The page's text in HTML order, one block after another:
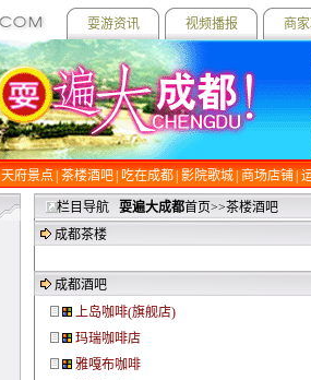
耍游资讯 视频播报 商
| 天府景点 | 茶楼酒吧 | 吃在成都 | 影院歌城 | 商场店铺 |
栏目导航 耍遍大成都首页>>茶楼酒吧
成都茶楼
成都酒吧
上岛咖啡(旗舰店)
玛瑞咖啡店
雅嘎布咖啡